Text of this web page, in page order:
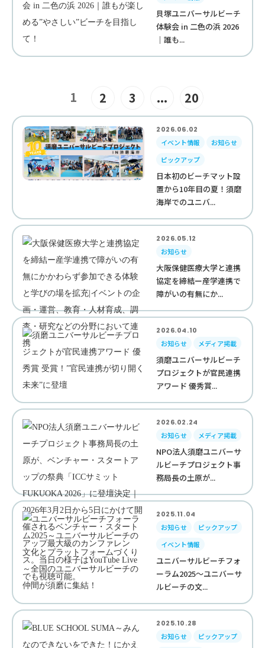
貝塚ユニバーサルビーチ
体験会 in 二色の浜 2026
｜誰も...
1 2 3 ... 20
2026.06.02
イベント情報
お知らせ
ピックアップ
日本初のビーチマット設
置から10年目の夏！須磨
海岸でのユニバ...
2026.05.12
お知らせ
大阪保健医療大学と連携
協定を締結ー産学連携で
障がいの有無にか...
2026.04.10
お知らせ
メディア掲載
須磨ユニバーサルビーチ
プロジェクトが官民連携
アワード 優秀賞...
2026.02.24
お知らせ
メディア掲載
NPO法人須磨ユニバーサ
ルビーチプロジェクト事
務局長の土原が...
2025.11.04
お知らせ
ピックアップ
イベント情報
ユニバーサルビーチフォ
ーラム2025～ユニバーサ
ルビーチの文...
2025.10.28
お知らせ
ピックアップ